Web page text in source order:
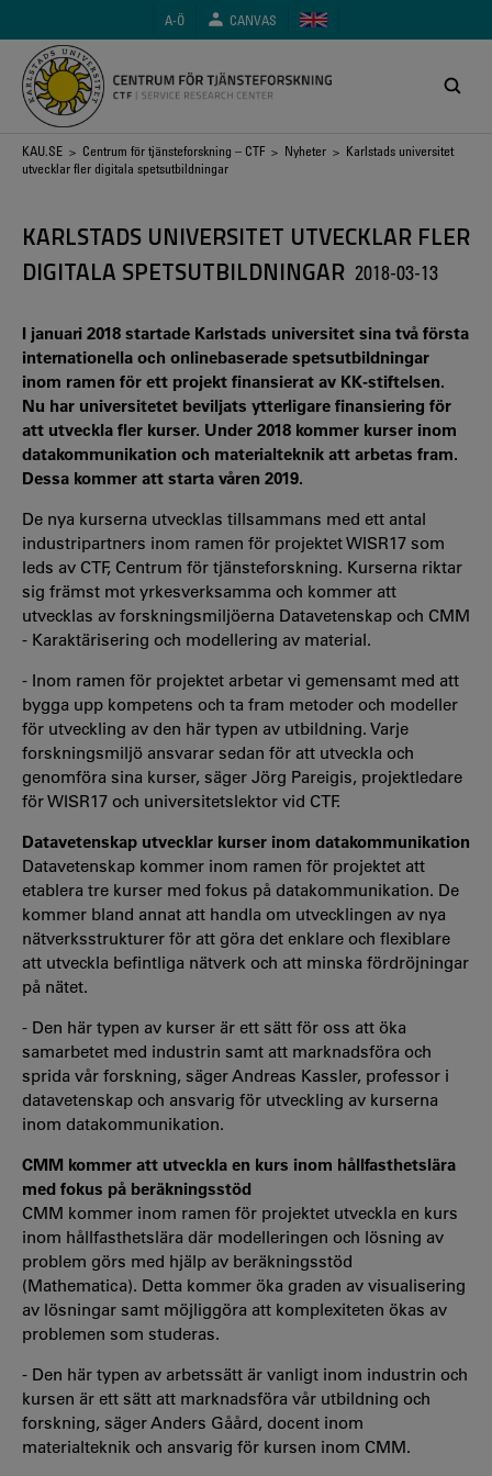
huvudinnehåll
A-Ö CANVAS
Länkstig
KAU.SE > Centrum för tjänsteforskning – CTF > Nyheter > Karlstads universitet
utvecklar fler digitala spetsutbildningar
KARLSTADS UNIVERSITET UTVECKLAR FLER
DIGITALA SPETSUTBILDNINGAR 2018-03-13
I januari 2018 startade Karlstads universitet sina två första
internationella och onlinebaserade spetsutbildningar
inom ramen för ett projekt finansierat av KK-stiftelsen.
Nu har universitetet beviljats ytterligare finansiering för
att utveckla fler kurser. Under 2018 kommer kurser inom
datakommunikation och materialteknik att arbetas fram.
Dessa kommer att starta våren 2019.
De nya kurserna utvecklas tillsammans med ett antal
industripartners inom ramen för projektet WISR17 som
leds av CTF, Centrum för tjänsteforskning. Kurserna riktar
sig främst mot yrkesverksamma och kommer att
utvecklas av forskningsmiljöerna Datavetenskap och CMM
- Karaktärisering och modellering av material.
- Inom ramen för projektet arbetar vi gemensamt med att
bygga upp kompetens och ta fram metoder och modeller
för utveckling av den här typen av utbildning. Varje
forskningsmiljö ansvarar sedan för att utveckla och
genomföra sina kurser, säger Jörg Pareigis, projektledare
för WISR17 och universitetslektor vid CTF.
Datavetenskap utvecklar kurser inom datakommunikation
Datavetenskap kommer inom ramen för projektet att
etablera tre kurser med fokus på datakommunikation. De
kommer bland annat att handla om utvecklingen av nya
nätverksstrukturer för att göra det enklare och flexiblare
att utveckla befintliga nätverk och att minska fördröjningar
på nätet.
- Den här typen av kurser är ett sätt för oss att öka
samarbetet med industrin samt att marknadsföra och
sprida vår forskning, säger Andreas Kassler, professor i
datavetenskap och ansvarig för utveckling av kurserna
inom datakommunikation.
CMM kommer att utveckla en kurs inom hållfasthetslära
med fokus på beräkningsstöd
CMM kommer inom ramen för projektet utveckla en kurs
inom hållfasthetslära där modelleringen och lösning av
problem görs med hjälp av beräkningsstöd
(Mathematica). Detta kommer öka graden av visualisering
av lösningar samt möjliggöra att komplexiteten ökas av
problemen som studeras.
- Den här typen av arbetssätt är vanligt inom industrin och
kursen är ett sätt att marknadsföra vår utbildning och
forskning, säger Anders Gåård, docent inom
materialteknik och ansvarig för kursen inom CMM.